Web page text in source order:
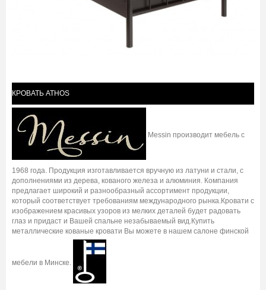
КРОВАТЬ ATHOS
Messin производит мебель с
1968 года. Продукция изготавливается вручную из латуни и стали, с
дополнениями из дерева, кованого железа и алюминия. Компания
предлагает широкий и разнообразный ассортимент продукции,
который соответствует требованиям международного рынка.Кровати с
изображением красивых узоров из мелких деталей будет радовать
глаз и придаст и Вашей спальне незабываемый вид.Купить
металлические кованые кровати Вы можете в нашем салоне финской
мебели в Минске.